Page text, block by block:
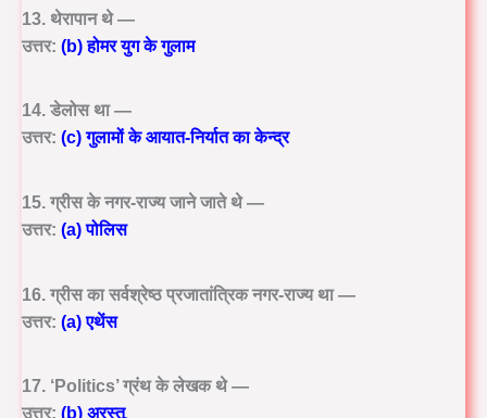
13. थेरापान थे —
उत्तर: (b) होमर युग के गुलाम
14. डेलोस था —
उत्तर: (c) गुलामों के आयात-निर्यात का केन्द्र
15. ग्रीस के नगर-राज्य जाने जाते थे —
उत्तर: (a) पोलिस
16. ग्रीस का सर्वश्रेष्ठ प्रजातांत्रिक नगर-राज्य था —
उत्तर: (a) एथेंस
17. ‘Politics’ ग्रंथ के लेखक थे —
उत्तर: (b) अरस्तू